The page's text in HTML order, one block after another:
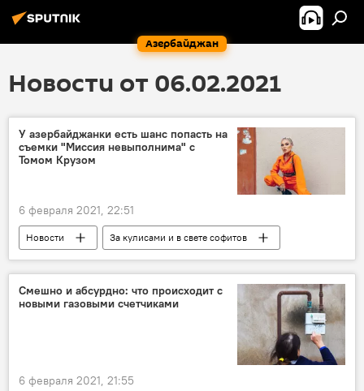
Азербайджан
Новости от 06.02.2021
У азербайджанки есть шанс попасть на
съемки "Миссия невыполнима" с
Томом Крузом
6 февраля 2021, 22:51
Новости
За кулисами и в свете софитов
Азербайджан
Новости мира
Культура
ЖИЗНЬ
Кристина Замир
модель
Актриса
Смешно и абсурдно: что происходит с
новыми газовыми счетчиками
6 февраля 2021, 21:55